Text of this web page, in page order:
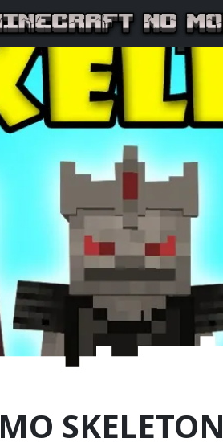
MO SKELETON